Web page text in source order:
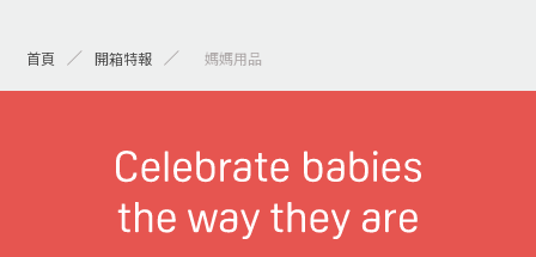
首頁 開箱特報 > 媽媽用品